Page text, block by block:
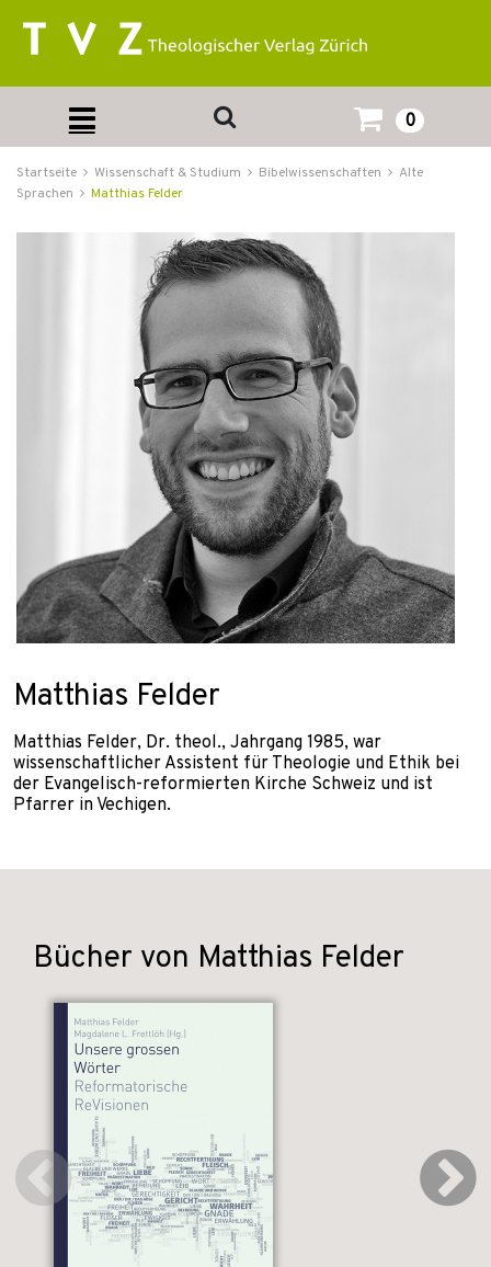
0
Startseite Wissenschaft & Studium Bibelwissenschaften
Alte
Sprachen
Matthias Felder
Matthias Felder
Matthias Felder, Dr. theol., Jahrgang 1985, war
wissenschaftlicher Assistent für Theologie und Ethik bei
der Evangelisch-reformierten Kirche Schweiz und ist
Pfarrer in Vechigen.
Bücher von Matthias Felder